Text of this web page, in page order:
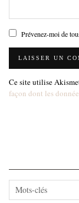
Prévenez-moi de
Ce site utilise
façon dont les